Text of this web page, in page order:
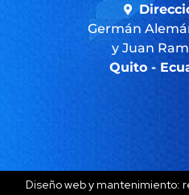
Germán
y Juan
Quito -
Diseño web y mantenimiento: